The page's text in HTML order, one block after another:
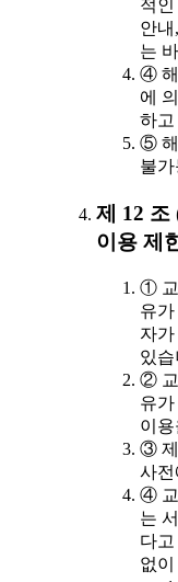
적
안
는
④ 해
에
하고
⑤ 해
불
제 12 조
이용 제
① 교
유
자
있
② 교
유
이
③ 제
사전
④ 교
는
다
없